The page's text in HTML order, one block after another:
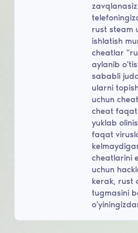
rust steam
ishlatish
cheatlar
aylanib
sababli
ularni
uchun
cheat
yuklab
faqat
cheatlarini
uchun
kerak, rust
tugmasini